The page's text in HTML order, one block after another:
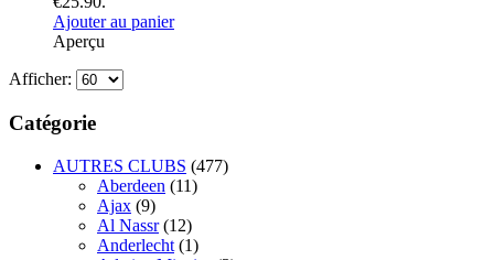
Ajouter au panier
Aperçu
Afficher:
Catégorie
AUTRES CLUBS (477)
Aberdeen (11)
Ajax (9)
Al Nassr (12)
Anderlecht (1)